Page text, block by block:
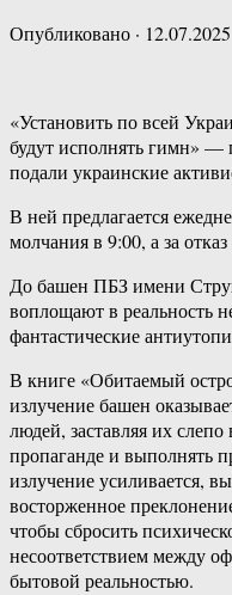
Опубликовано · 12.07.2025
«Установить по всей
будут исполнять гимн» —
подали украинские
В ней предлагается
молчания в 9:00, а за
До башен ПБЗ имени
воплощают в реальность
фантастические
В книге «Обитаемый
излучение башен
людей, заставляя их
пропаганде и выполнять
излучение усиливается,
восторженное
чтобы сбросить
несоответствием между
бытовой реальностью.